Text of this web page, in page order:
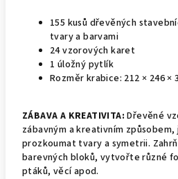
155 kusů dřevěných
tvary a barvami
24 vzorových karet
1 úložný pytlík
Rozměr krabice: 212 × 246 ×
ZÁBAVA A KREATIVITA: Dřevěné
zábavným a kreativním
prozkoumat tvary a symetrii.
barevných bloků, vytvořte různé
ptáků, věcí apod.